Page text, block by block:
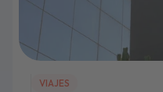
VIAJES